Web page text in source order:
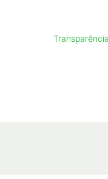
Transparência